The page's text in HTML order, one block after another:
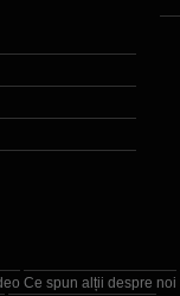
Ce spun alții despre noi